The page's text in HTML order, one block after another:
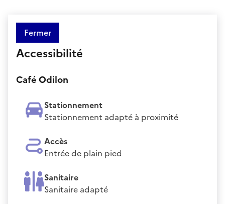
Fermer
Accessibilité
Café Odilon
Stationnement
Stationnement adapté à proximité
Accès
Entrée de plain pied
Sanitaire
Sanitaire adapté